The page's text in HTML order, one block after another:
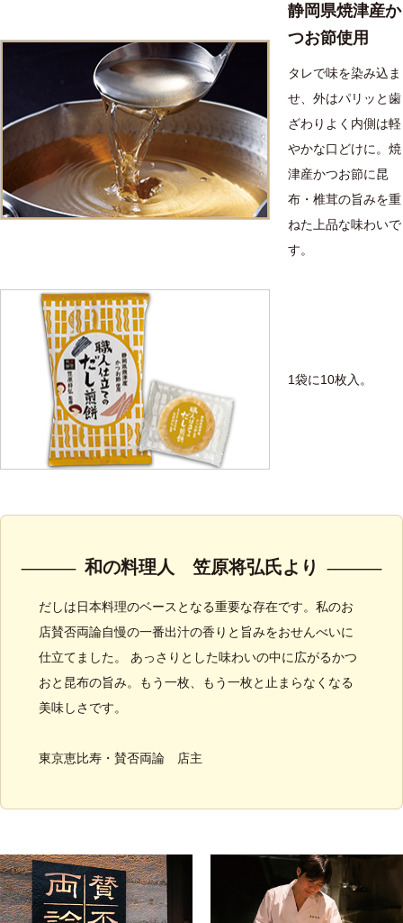
静岡県焼津産か
つお節使用
タレで味を染み込ま
せ、外はパリッと歯
ざわりよく内側は軽
やかな口どけに。焼
津産かつお節に昆
布・椎茸の旨みを重
ねた上品な味わいで
す。
1袋に10枚入。
和の料理人 笠原将弘氏より
だしは日本料理のベースとなる重要な存在です。私のお
店賛否両論自慢の一番出汁の香りと旨みをおせんべいに
仕立てました。 あっさりとした味わいの中に広がるかつ
おと昆布の旨み。もう一枚、もう一枚と止まらなくなる
美味しさです。
東京恵比寿・賛否両論 店主